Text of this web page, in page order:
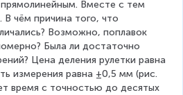
Вместе с тем
В чём причина того, что
Возможно, поплавок
Была ли достаточно
Цена деления рулетки равна
измерения равна ±0,5 мм (рис.
время с точностью до десятых